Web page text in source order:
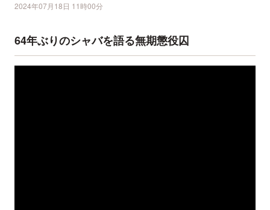
2024年07月18日 11時00分
64年ぶりのシャバを語る無期懲役囚